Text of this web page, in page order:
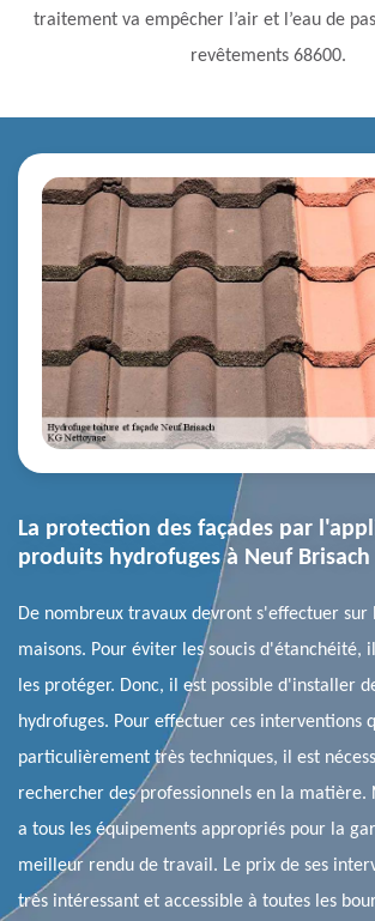
traitement va empêcher l’air et l’eau de
revêtements 68600.
La protection des façades par
produits hydrofuges à Neuf Brisach
De nombreux travaux devront s'effectuer sur
maisons. Pour éviter les soucis d'étanchéité,
les protéger. Donc, il est possible d'installer
hydrofuges. Pour effectuer ces interventions
particulièrement très techniques, il est
rechercher des professionnels en la matière.
a tous les équipements appropriés pour la
meilleur rendu de travail. Le prix de ses
très intéressant et accessible à toutes les